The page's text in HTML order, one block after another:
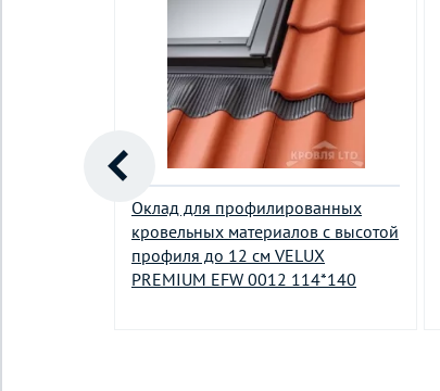
Оклад для профилированных
кровельных материалов с высотой
профиля до 12 см VELUX
PREMIUM EFW 0012 114*140